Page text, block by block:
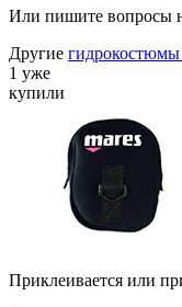
Или пишите вопросы
Другие гидрокостюмы
1 уже
купили
Приклеивается или